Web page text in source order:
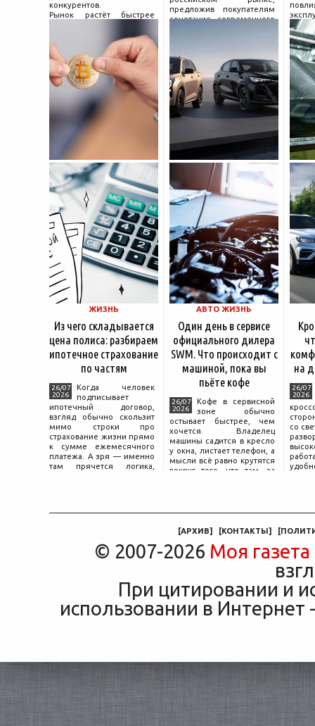
конкурентов.
Рынок растёт быстрее
поведения на нём.
Петербургские
криптообменники,
московские
предложив покупателям
сочетание современного
насчитывает несколько
десятилетий
и
ЖИЗНЬ
Из чего складывается
цена полиса: разбираем
ипотечное страхование
по частям
26/07
2026
Когда человек
подписывает
ипотечный договор,
взгляд обычно скользит
мимо строки про
страхование жизни прямо
к сумме ежемесячного
платежа. А зря — именно
там прячется логика,
АВТО ЖИЗНЬ
Один день в сервисе
официального дилера
SWM. Что происходит с
машиной, пока вы
пьёте кофе
26/07
2026
Кофе в сервисной
зоне обычно
остывает быстрее, чем
хочется. Владелец
машины садится в кресло
у окна, листает телефон, а
мысли всё равно крутятся
вокруг того, что там, за
на
26/07
2026
со
[АРХИВ] [КОНТАКТЫ] [
© 2007-2026 Моя газета
При цитировании и
использовании в Интернет